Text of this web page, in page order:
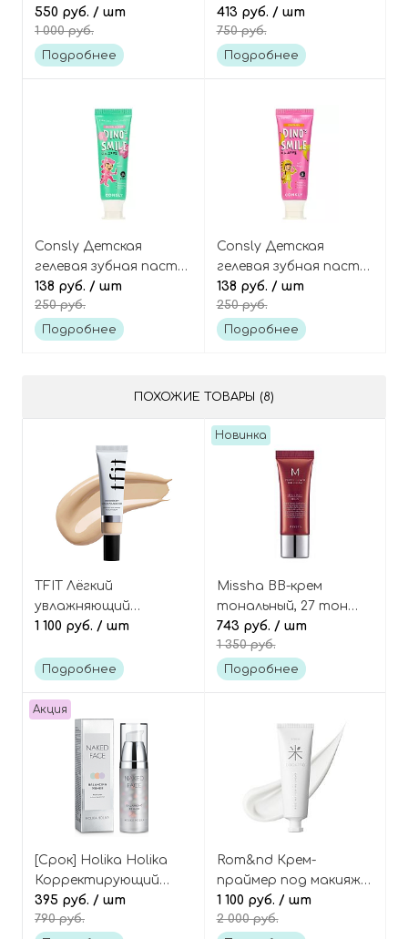
рассыпчатая пудра с
центеллой Cica Farm
Sebum Free Powder
550 руб. / шт
1 000 руб.
Подробнее
кокосом
Banana+coconut Water
Conditioner Nutrition
413 руб. / шт
750 руб.
Подробнее
Consly Детская
гелевая зубная паста
со вкусом жвачки
баббл-гам Dino's Smile
Kids Gel Toothpaste
138 руб. / шт
250 руб.
Подробнее
Consly Детская
гелевая зубная паста
со вкусом банана
Dino's Smile Kids Gel
Toothpaste Banana
138 руб. / шт
250 руб.
Подробнее
ПОХОЖИЕ ТОВАРЫ (8)
TFIT Лёгкий
увлажняющий
тональный флюид,
Radiance Fit Serum
1 100 руб. / шт
Подробнее
Новинка
Missha BB-крем
тональный, 27 тон
(мини), M Perfect Cover
B.B Cream mini
743 руб. / шт
1 350 руб.
Подробнее
Акция
[Срок] Holika Holika
Корректирующий
праймер с цветовыми
капсулами, Naked Face
395 руб. / шт
790 руб.
Rom&nd Крем-
праймер под макияж с
рисом для
выравнивания тона,
1 100 руб. / шт
2 000 руб.